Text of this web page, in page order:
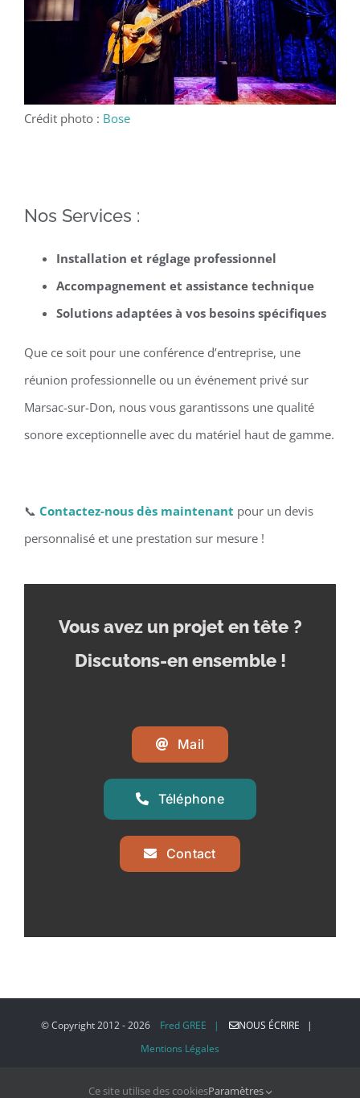
Crédit photo : Bose
Nos Services :
Installation et réglage professionnel
Accompagnement et assistance technique
Solutions adaptées à vos besoins spécifiques
Que ce soit pour une conférence d’entreprise, une
réunion professionnelle ou un événement privé sur
Marsac-sur-Don, nous vous garantissons une qualité
sonore exceptionnelle avec du matériel haut de gamme.
📞 Contactez-nous dès maintenant pour un devis
personnalisé et une prestation sur mesure !
Vous avez un projet en tête ?
Discutons-en ensemble !
Mail
Téléphone
Contact
© Copyright 2012 -2026 Fred GREE |
NOUS ÉCRIRE |
Mentions Légales
Ce site utilise des cookiesParamètres